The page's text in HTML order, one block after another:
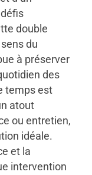
double
du
à préserver
des
temps est
atout
ou entretien,
idéale.
et la
intervention